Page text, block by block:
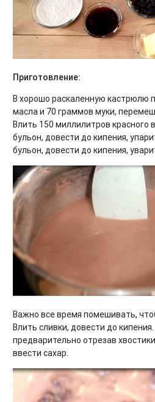
Приготовление:
В хорошо раскаленную кастрюлю
масла и 70 граммов муки,
Влить 150 миллилитров красного
бульон, довести до кипения,
бульон, довести до кипения,
Важно все время помешивать,
Влить сливки, довести до
предварительно отрезав
ввести сахар.